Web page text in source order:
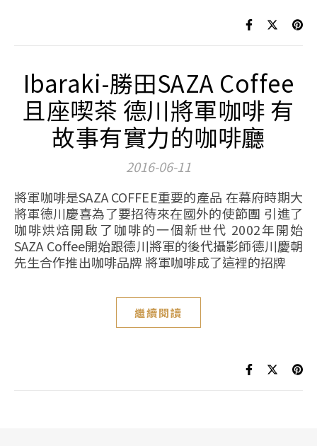
Ibaraki-勝田SAZA Coffee
且座喫茶 德川將軍咖啡 有
故事有實力的咖啡廳
2016-06-11
將軍咖啡是SAZA COFFEE重要的產品 在幕府時期大
將軍德川慶喜為了要招待來在國外的使節團 引進了
咖啡烘焙開啟了咖啡的一個新世代 2002年開始
SAZA Coffee開始跟德川將軍的後代攝影師德川慶朝
先生合作推出咖啡品牌 將軍咖啡成了這裡的招牌
繼續閱讀